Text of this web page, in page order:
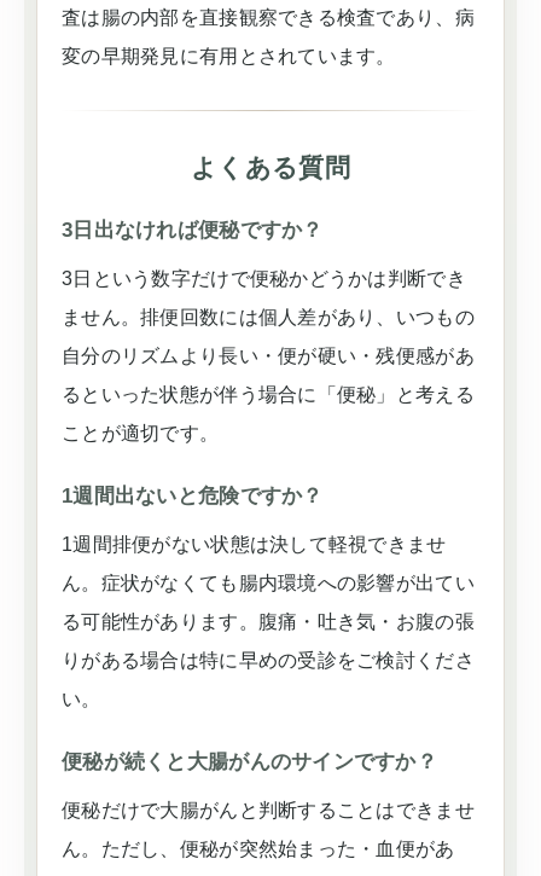
査は腸の内部を直接観察できる検査であり、病
変の早期発見に有用とされています。
よくある質問
3日出なければ便秘ですか？
3日という数字だけで便秘かどうかは判断でき
ません。排便回数には個人差があり、いつもの
自分のリズムより長い・便が硬い・残便感があ
るといった状態が伴う場合に「便秘」と考える
ことが適切です。
1週間出ないと危険ですか？
1週間排便がない状態は決して軽視できませ
ん。症状がなくても腸内環境への影響が出てい
る可能性があります。腹痛・吐き気・お腹の張
りがある場合は特に早めの受診をご検討くださ
い。
便秘が続くと大腸がんのサインですか？
便秘だけで大腸がんと判断することはできませ
ん。ただし、便秘が突然始まった・血便があ